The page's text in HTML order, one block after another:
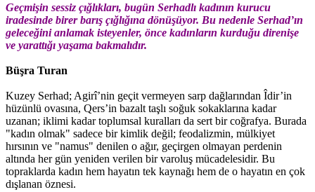
Geçmişin sessiz çığlıkları, bugün Serhadlı kadının kurucu
iradesinde birer barış çığlığına dönüşüyor. Bu nedenle Serhad’ın
geleceğini anlamak isteyenler, önce kadınların kurduğu direnişe
ve yarattığı yaşama bakmalıdır.
Büşra Turan
Kuzey Serhad; Agirî’nin geçit vermeyen sarp dağlarından Îdir’in
hüzünlü ovasına, Qers’in bazalt taşlı soğuk sokaklarına kadar
uzanan; iklimi kadar toplumsal kuralları da sert bir coğrafya. Burada
"kadın olmak" sadece bir kimlik değil; feodalizmin, mülkiyet
hırsının ve "namus" denilen o ağır, geçirgen olmayan perdenin
altında her gün yeniden verilen bir varoluş mücadelesidir. Bu
topraklarda kadın hem hayatın tek kaynağı hem de o hayatın en çok
dışlanan öznesi.